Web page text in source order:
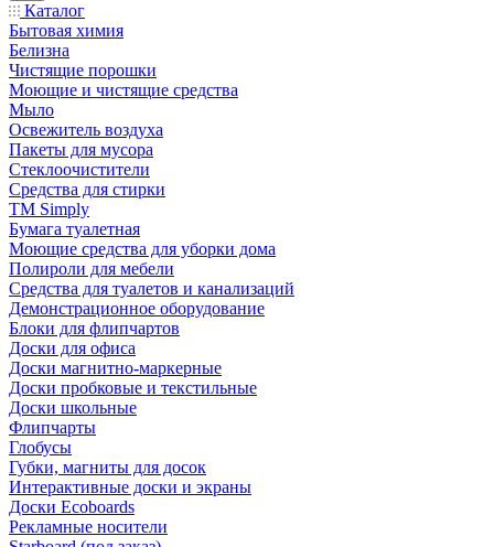
Каталог
Бытовая химия
Белизна
Чистящие порошки
Моющие и чистящие средства
Мыло
Освежитель воздуха
Пакеты для мусора
Стеклоочистители
Средства для стирки
TM Simply
Бумага туалетная
Моющие средства для уборки дома
Полироли для мебели
Средства для туалетов и канализаций
Демонстрационное оборудование
Блоки для флипчартов
Доски для офиса
Доски магнитно-маркерные
Доски пробковые и текстильные
Доски школьные
Флипчарты
Глобусы
Губки, магниты для досок
Интерактивные доски и экраны
Доски Ecoboards
Рекламные носители